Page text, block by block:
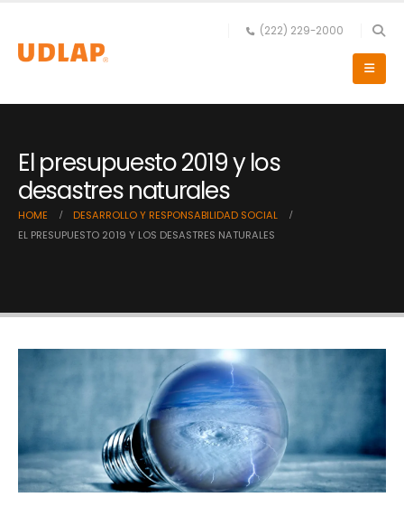
(222) 229-2000
El presupuesto 2019 y los
desastres naturales
HOME
DESARROLLO Y RESPONSABILIDAD SOCIAL
EL PRESUPUESTO 2019 Y LOS DESASTRES NATURALES